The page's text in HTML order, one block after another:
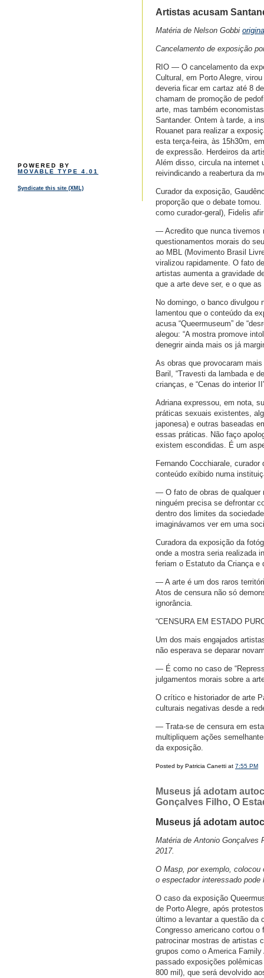
POWERED BY
MOVABLE TYPE 4.01
Syndicate this site (XML)
Artistas acusam
Matéria de Nelson Gobbi
Cancelamento de exposição
RIO — O cancelamento da
Cultural, em Porto Alegre,
deveria ficar em cartaz até 8
chamam de promoção de
arte, mas também
Santander. Ontem à tarde, a
Rouanet para realizar a
esta terça-feira, às 15h30m,
de expressão. Herdeiros da
Além disso, circula na internet
reivindicando a reabertura da
Curador da exposição,
proporção que o debate
como curador-geral), Fidelis
— Acredito que nunca tivemos
questionamentos morais do
ao MBL (Movimento Brasil
viralizou rapidamente. O fato
artistas aumenta a gravidade
que a arte deve ser, e o que
No domingo, o banco
lamentou que o conteúdo da
acusa “Queermuseum” de
alegou: “A mostra promove
denegrir ainda mais os já
As obras que provocaram
Baril, “Travesti da lambada e
crianças, e “Cenas do interior
Adriana expressou, em nota,
práticas sexuais existentes,
japonesa) e outras baseadas
essas práticas. Não faço
existem escondidas. É um
Fernando Cocchiarale,
conteúdo exibido numa
— O fato de obras de qualquer
ninguém precisa se defrontar
dentro dos limites da
imaginávamos ver em uma
Curadora da exposição da
onde a mostra seria realizada
feriam o Estatuto da Criança
— A arte é um dos raros
Atos de censura não só
ignorância.
“CENSURA EM ESTADO
Um dos mais engajados
não esperava se deparar
— É como no caso de
julgamentos morais sobre a
O crítico e historiador de arte
culturais negativas desde a
— Trata-se de censura em
multipliquem ações
da exposição.
Posted by Patricia Canetti at 7:55 PM
Museus já adotam
Gonçalves Filho, O
Museus já adotam
Matéria de Antonio Gonçalves
2017.
O Masp, por exemplo, colocou
o espectador interessado pode
O caso da exposição
de Porto Alegre, após
último a levantar a questão da
Congresso americano cortou o
patrocinar mostras de artistas
grupos como o America
passado exposições
800 mil), que será devolvido